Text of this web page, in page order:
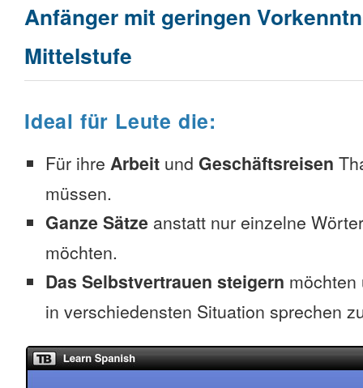
Anfänger mit geringen
Mittelstufe
Ideal für Leute die:
Für ihre Arbeit und Geschäftsreisen
müssen.
Ganze Sätze anstatt nur einzelne
möchten.
Das Selbstvertrauen steigern möchten
in verschiedensten Situation sprechen